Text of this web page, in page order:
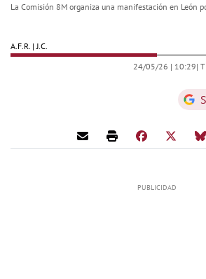
La Comisión 8M organiza una manifestación en León
A.F.R. | J.C.
24/05/26 | 10:29|